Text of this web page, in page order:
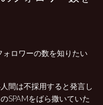
ロワーの数を知りたい
間は不採用すると発言し
SPAMをばら撒いていた